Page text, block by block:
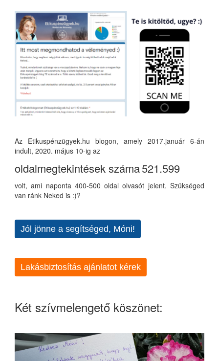
Az Etikuspénzügyek.hu blogon, amely 2017.január 6-án
indult, 2020. május 10-ig az
oldalmegtekintések száma521.599
volt, ami naponta 400-500 oldal olvasót jelent. Szükséged
van ránk Neked is :)?
Jól jönne a segítséged, Móni!
Lakásbiztosítás ajánlatot kérek
Két szívmelengető köszönet: